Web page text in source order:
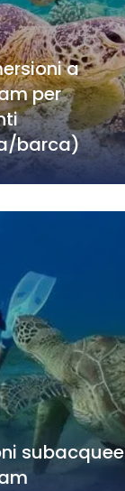
a
per
barca)
subacquee